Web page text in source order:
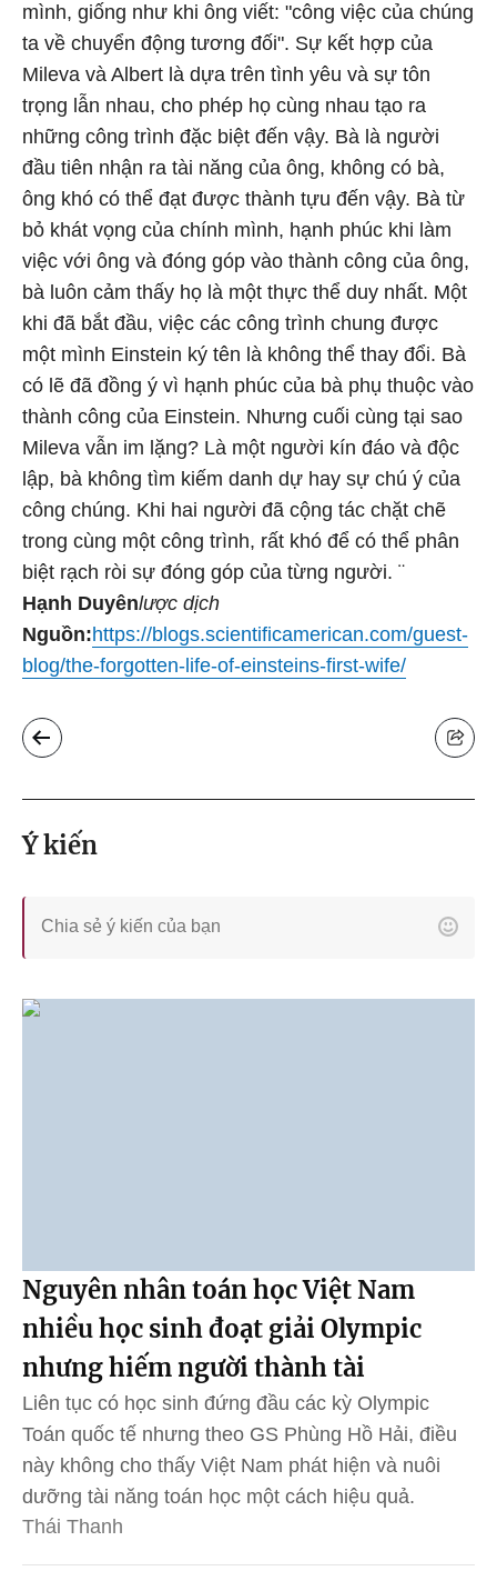
mình, giống như khi ông viết: "công việc của chúng
ta về chuyển động tương đối". Sự kết hợp của
Mileva và Albert là dựa trên tình yêu và sự tôn
trọng lẫn nhau, cho phép họ cùng nhau tạo ra
những công trình đặc biệt đến vậy. Bà là người
đầu tiên nhận ra tài năng của ông, không có bà,
ông khó có thể đạt được thành tựu đến vậy. Bà từ
bỏ khát vọng của chính mình, hạnh phúc khi làm
việc với ông và đóng góp vào thành công của ông,
bà luôn cảm thấy họ là một thực thể duy nhất. Một
khi đã bắt đầu, việc các công trình chung được
một mình Einstein ký tên là không thể thay đổi. Bà
có lẽ đã đồng ý vì hạnh phúc của bà phụ thuộc vào
thành công của Einstein. Nhưng cuối cùng tại sao
Mileva vẫn im lặng? Là một người kín đáo và độc
lập, bà không tìm kiếm danh dự hay sự chú ý của
công chúng. Khi hai người đã cộng tác chặt chẽ
trong cùng một công trình, rất khó để có thể phân
biệt rạch ròi sự đóng góp của từng người. ¨
Hạnh Duyênlược dịch
Nguồn:https://blogs.scientificamerican.com/guest-
blog/the-forgotten-life-of-einsteins-first-wife/
Ý kiến
Nguyên nhân toán học Việt Nam
nhiều học sinh đoạt giải Olympic
nhưng hiếm người thành tài
Liên tục có học sinh đứng đầu các kỳ Olympic
Toán quốc tế nhưng theo GS Phùng Hồ Hải, điều
này không cho thấy Việt Nam phát hiện và nuôi
dưỡng tài năng toán học một cách hiệu quả.
Thái Thanh